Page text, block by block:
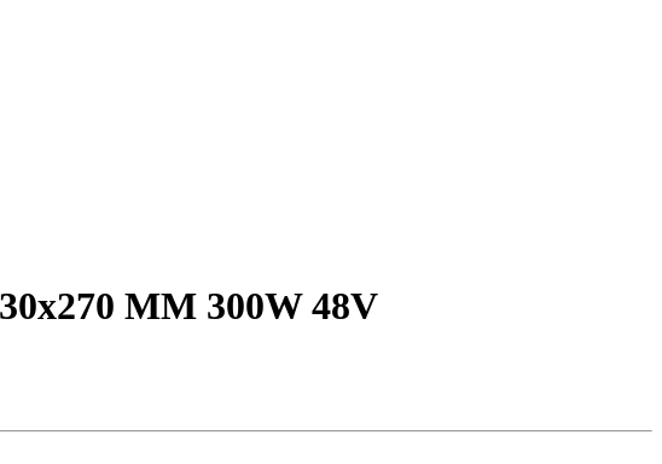
MM 300W 48V